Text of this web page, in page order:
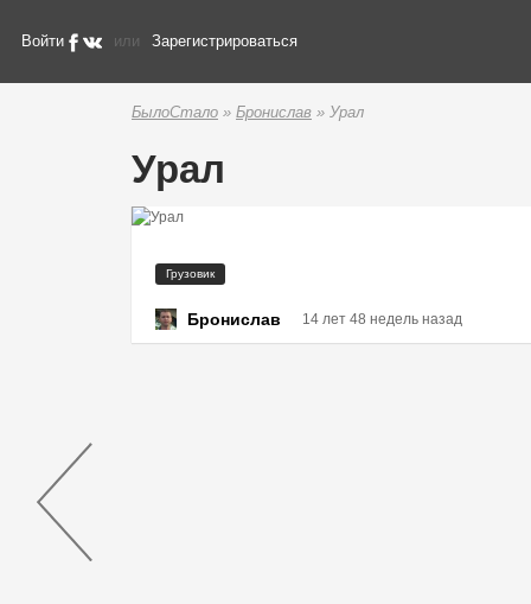
Войти или Зарегистрироваться
БылоСтало » Бронислав » Урал
Урал
Грузовик
Бронислав 14 лет 48 недель назад